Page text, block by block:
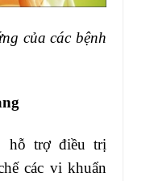
của các bệnh
hỗ trợ điều trị
các vi khuẩn